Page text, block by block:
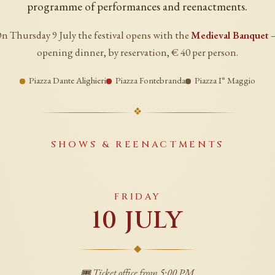
programme of performances and reenactments.
Thursday 9 July the festival opens with theMedieval Banquet
opening dinner, by reservation, € 40 per person.
Piazza Dante Alighieri Piazza Fontebranda Piazza I° Maggio
❖
SHOWS & REENACTMENTS
FRIDAY
10 JULY
◆